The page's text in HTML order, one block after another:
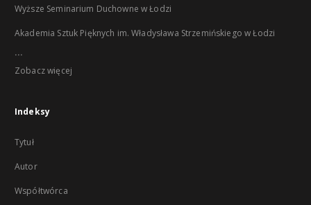
Wyższe Seminarium Duchowne w Łodzi
Akademia Sztuk Pięknych im. Władysława Strzemińskiego w Łodzi
...
Zobacz więcej
Indeksy
Tytuł
Autor
Współtwórca